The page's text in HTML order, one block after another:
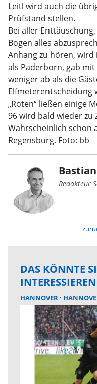
Leitl wird auch die
Prüfstand stellen.
Bei aller
Bogen alles
Anhang zu hören,
als Paderborn, gab
weniger ab als die
Elfmeterentscheidung
„Roten“ ließen einige
96 wird bald wieder zu
Wahrscheinlich schon
Regensburg. Foto: bb
Redakteur
DAS KÖNNTE
INTERESSIEREN
HANNOVER